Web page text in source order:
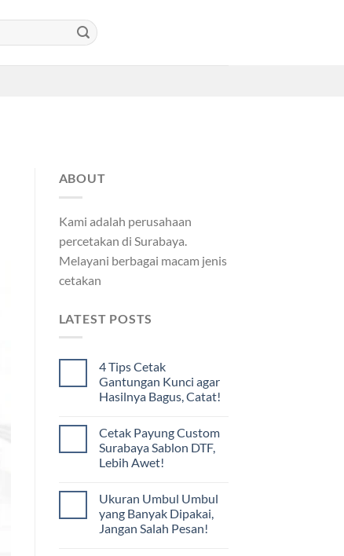
ABOUT
Kami adalah perusahaan
percetakan di Surabaya.
Melayani berbagai macam jenis
cetakan
LATEST POSTS
4 Tips Cetak
Gantungan Kunci agar
Hasilnya Bagus, Catat!
Cetak Payung Custom
Surabaya Sablon DTF,
Lebih Awet!
Ukuran Umbul Umbul
yang Banyak Dipakai,
Jangan Salah Pesan!